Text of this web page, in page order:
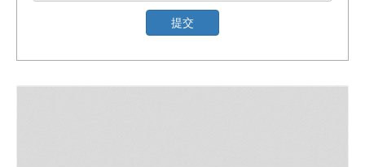
提交